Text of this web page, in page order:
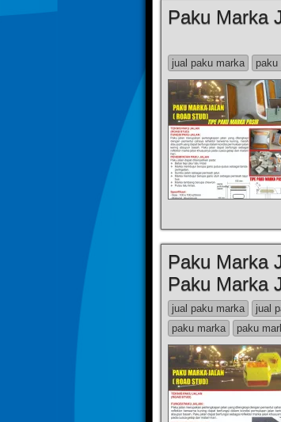
Paku Marka
jual paku marka
paku
Paku Marka
Paku Marka
jual paku marka jual
paku marka
paku